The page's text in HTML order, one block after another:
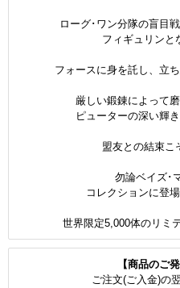
ローグ･ワン分隊の盲目
フィギュリンと
フォースに身を託し、立
厳しい鍛錬によって
ピューターの深い輝
盟友との結束こ
勿論ベイズ･
コレクションに登
世界限定5,000体のリミ
【商品のご
ご注文(ご入金)の